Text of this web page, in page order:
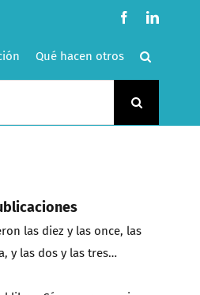
Facebook
Qué hacen otros
las diez y las once, las
y las dos y las tres…